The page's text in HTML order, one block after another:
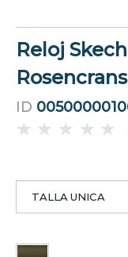
Reloj
ID